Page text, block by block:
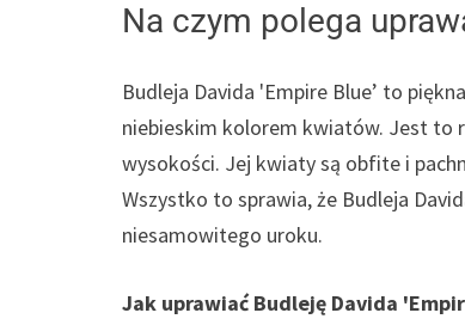
Na czym polega
Budleja Davida 'Empire Blue’ to
niebieskim kolorem kwiatów. Jest to
wysokości. Jej kwiaty są obfite i
Wszystko to sprawia, że Budleja
niesamowitego uroku.
Jak uprawiać Budleję Davida